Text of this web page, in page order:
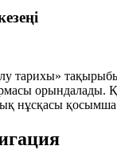
тарихы»
орындалады.
нұсқасы қосымша